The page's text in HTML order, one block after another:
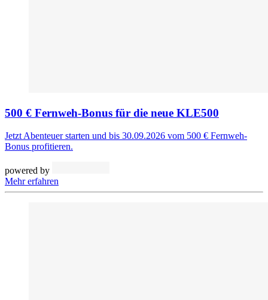
500 € Fernweh-Bonus für die neue KLE500
Jetzt Abenteuer starten und bis 30.09.2026 vom 500 € Fernweh-
Bonus profitieren.
powered by
Mehr erfahren